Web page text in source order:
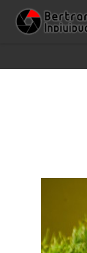
Skip to content